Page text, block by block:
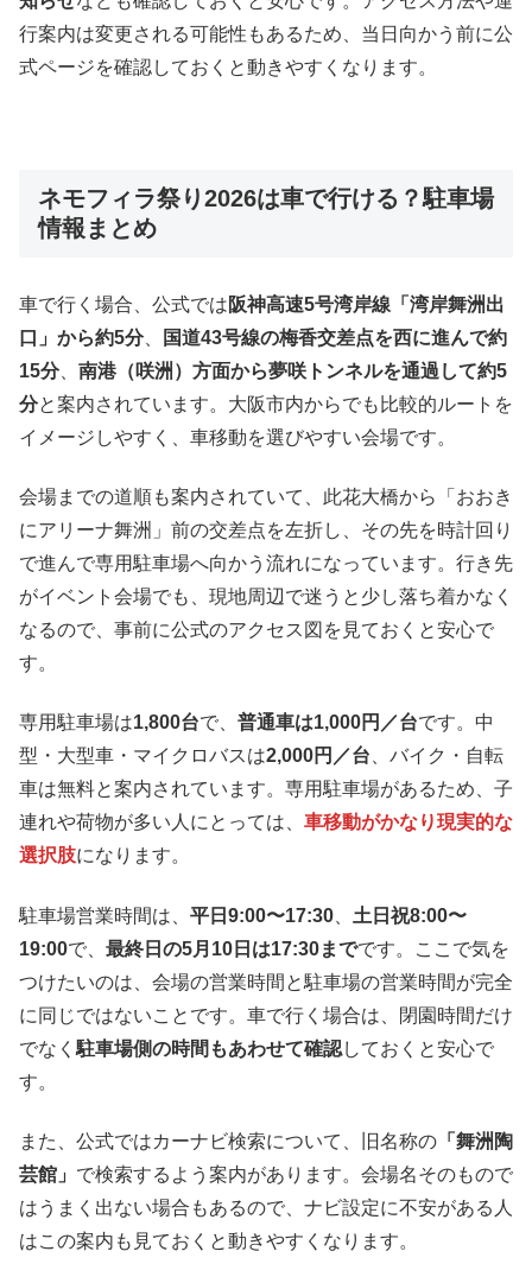
行案内は変更される可能性もあるため、当日向かう前に公
式ページを確認しておくと動きやすくなります。
ネモフィラ祭り2026は車で行ける？駐車場
情報まとめ
車で行く場合、公式では阪神高速5号湾岸線「湾岸舞洲出
口」から約5分、
国道43号線の梅香交差点を西に進んで約
15分、 南港（咲洲）方面から夢咲トンネルを通過して約5
分と案内されています。大阪市内からでも比較的ルートを
イメージしやすく、車移動を選びやすい会場です。
会場までの道順も案内されていて、此花大橋から「おおき
にアリーナ舞洲」前の交差点を左折し、その先を時計回り
で進んで専用駐車場へ向かう流れになっています。行き先
がイベント会場でも、現地周辺で迷うと少し落ち着かなく
なるので、事前に公式のアクセス図を見ておくと安心で
す。
専用駐車場は1,800台で、 普通車は1,000円／台です。中
型・大型車・マイクロバスは2,000円／台 、バイク・自転
車は無料と案内されています。専用駐車場があるため、子
連れや荷物が多い人にとっては、 車移動がかなり現実的な
選択肢になります。
駐車場営業時間は、 平日9:00〜17:30
土日祝8:00〜
19:00で、 最終日の5月10日は17:30までです。ここで気を
つけたいのは、会場の営業時間と駐車場の営業時間が完全
に同じではないことです。車で行く場合は、閉園時間だけ
でなく 駐車場側の時間もあわせて確認しておくと安心で
す。
また、公式ではカーナビ検索について、旧名称の 「舞洲陶
芸館」 で検索するよう案内があります。会場名そのもので
はうまく出ない場合もあるので、ナビ設定に不安がある人
はこの案内も見ておくと動きやすくなります。